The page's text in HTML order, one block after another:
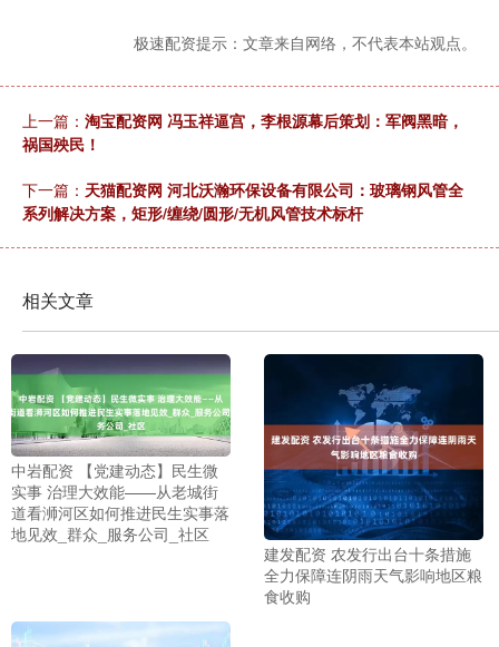
极速配资提示：文章来自网络，不代表本站观点。
上一篇： 淘宝配资网 冯玉祥逼宫，李根源幕后策划：军阀黑暗，
祸国殃民！
下一篇： 天猫配资网 河北沃瀚环保设备有限公司：玻璃钢风管全
系列解决方案，矩形/缠绕/圆形/无机风管技术标杆
相关文章
中岩配资 【党建动态】民生微
实事 治理大效能——从老城街
道看浉河区如何推进民生实事落
地见效_群众_服务公司_社区
建发配资 农发行出台十条措施
全力保障连阴雨天气影响地区粮
食收购